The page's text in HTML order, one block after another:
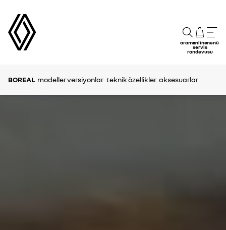
aramaonline
servis
randevusu
menü
BOREAL modeller versiyonlar teknik özellikler aksesuarlar